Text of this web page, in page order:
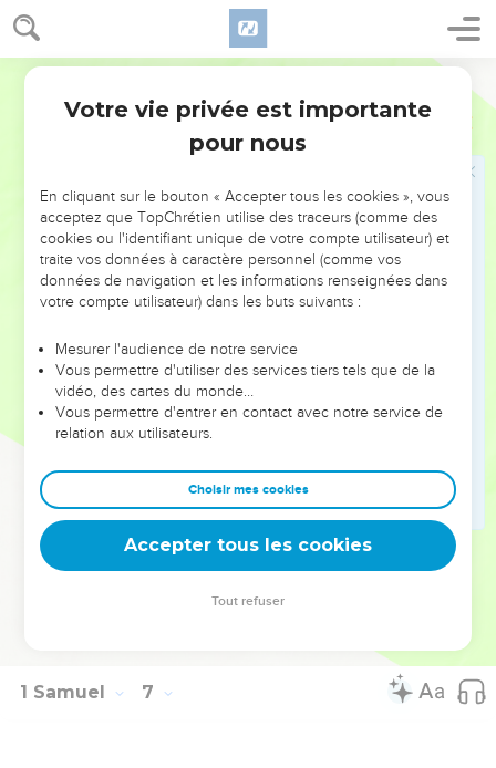
1 Samuel 6
sacrifices à l'Éternel.
Et les cinq princes des Philistins virent cela, et s'en
retournèrent à Ékron ce jour-là.
Et ce sont ici les hémorrhoïdes d'or que les Philistins
rendirent à l'Éternel comme offrande pour le délit : pour
une, pour Ékron une ;
et les souris d'or, selon le nombre de toutes les villes des
Philistins, des cinq princes, depuis les villes fortifiées
jusqu'aux villages des campagnards ; et ils les amenèrent
jusqu'à la grande pierre d'Abel, sur laquelle ils posèrent
Josué, le Beth-Shémite.
Et l'Éternel frappa des hommes de Beth-Shémesh, car ils
regardèrent dans l'arche de l'Éternel ; et il frappa du peuple
soixante-dix hommes ; et le peuple mena deuil, parce que
l'Éternel avait frappé le peuple d'un grand coup.
Et les hommes de Beth-Shémesh dirent : Qui peut tenir
devant l'Éternel, ce Dieu saint ? Et vers qui montera-t-il de
chez nous ?
Et ils envoyèrent des messagers aux habitants de Kiriath-
1 Samuel 7
Votre vie privée est importante
pour nous
En cliquant sur le bouton « Accepter tous les cookies », vous
acceptez que TopChrétien utilise des traceurs (comme des
cookies ou l'identifiant unique de votre compte utilisateur) et
traite vos données à caractère personnel (comme vos
données de navigation et les informations renseignées dans
votre compte utilisateur) dans les buts suivants :
Mesurer l'audience de notre service
Vous permettre d'utiliser des services tiers tels que de la
vidéo, des cartes du monde…
Vous permettre d'entrer en contact avec notre service de
relation aux utilisateurs.
Choisir mes cookies
Accepter tous les cookies
Tout refuser